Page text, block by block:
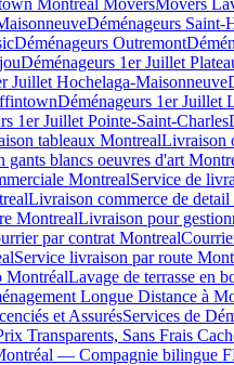
Déménageurs Saint-
Déménageurs Outremont
Déménageurs 1er Juillet
Juillet Hochelaga-Maisonneuve
Déménageurs 1er Juillet
1er Juillet Pointe-Saint-Charles
tableaux MontrealLivraison
gants blancs oeuvres d'art
MontrealService de
Livraison commerce de
MontrealLivraison pour
par contrat Montreal
Service livraison par route
MontréalLavage de terrasse en
Longue Distance à
et AssurésServices de
Transparents, Sans Frais
— Compagnie bilingue